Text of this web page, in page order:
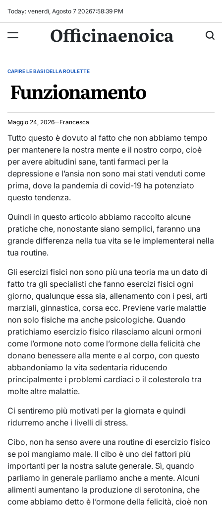
Today: venerdì, Agosto 7 20267:58:40 PM
Officinaenoica
POSTED
CAPIRE LE BASI DELLA ROULETTE
Funzionamento
Maggio 24, 2026 Francesca
Tutto questo è dovuto al fatto che non abbiamo tempo
per mantenere la nostra mente e il nostro corpo, cioè
per avere abitudini sane, tanti farmaci per la
depressione e l’ansia non sono mai stati venduti come
prima, dove la pandemia di covid-19 ha potenziato
questo tendenza.
Quindi in questo articolo abbiamo raccolto alcune
pratiche che, nonostante siano semplici, faranno una
grande differenza nella tua vita se le implementerai nella
tua routine.
Gli esercizi fisici non sono più una teoria ma un dato di
fatto tra gli specialisti che fanno esercizi fisici ogni
giorno, qualunque essa sia, allenamento con i pesi, arti
marziali, ginnastica, corsa ecc. Previene varie malattie
non solo fisiche ma anche psicologiche. Quando
pratichiamo esercizio fisico rilasciamo alcuni ormoni
come l’ormone noto come l’ormone della felicità che
donano benessere alla mente e al corpo, con questo
abbandoniamo la vita sedentaria riducendo
principalmente i problemi cardiaci o il colesterolo tra
molte altre malattie.
Ci sentiremo più motivati ​​per la giornata e quindi
ridurremo anche i livelli di stress.
Cibo, non ha senso avere una routine di esercizio fisico
se poi mangiamo male. Il cibo è uno dei fattori più
importanti per la nostra salute generale. Sì, quando
parliamo in generale parliamo anche a mente. Alcuni
alimenti aumentano la produzione di serotonina, che
come abbiamo detto è l’ormone della felicità, cioè non